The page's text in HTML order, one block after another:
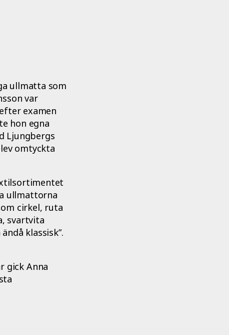
ullmatta som
var
examen
hon egna
Ljungbergs
omtyckta
ullmattorna
cirkel, ruta
svartvita
klassisk”.
gick Anna